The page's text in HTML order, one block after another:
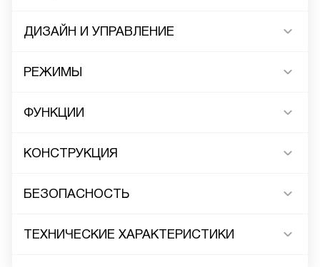
ДИЗАЙН И УПРАВЛЕНИЕ
РЕЖИМЫ
ФУНКЦИИ
КОНСТРУКЦИЯ
БЕЗОПАСНОСТЬ
ТЕХНИЧЕСКИЕ ХАРАКТЕРИСТИКИ